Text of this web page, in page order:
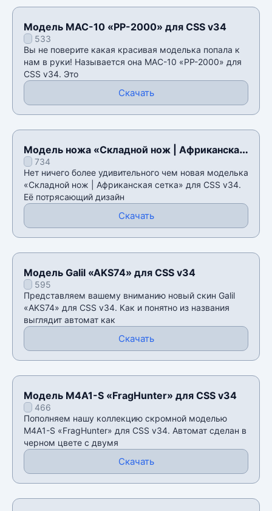
Модель MAC-10 «PP-2000» для CSS v34
533
Вы не поверите какая красивая моделька попала к
нам в руки! Называется она MAC-10 «PP-2000» для
CSS v34. Это
Скачать
Модель ножа «Складной нож | Африканская
сетка» для CSS v34
734
Нет ничего более удивительного чем новая моделька
«Складной нож | Африканская сетка» для CSS v34.
Её потрясающий дизайн
Скачать
Модель Galil «AKS74» для CSS v34
595
Представляем вашему вниманию новый скин Galil
«AKS74» для CSS v34. Как и понятно из названия
выглядит автомат как
Скачать
Модель M4A1-S «FragHunter» для CSS v34
466
Пополняем нашу коллекцию скромной моделью
M4A1-S «FragHunter» для CSS v34. Автомат сделан в
черном цвете с двумя
Скачать